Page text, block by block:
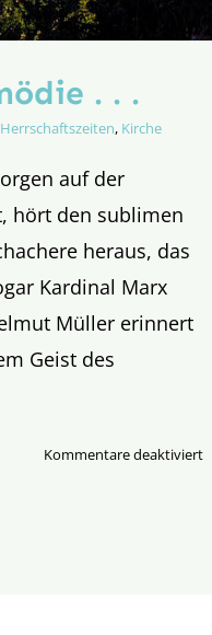
. . .
Herrschaftszeiten, Kirche
auf der
hört den sublimen
heraus, das
Kardinal Marx
Müller erinnert
Geist des
Kommentare deaktiviertfür